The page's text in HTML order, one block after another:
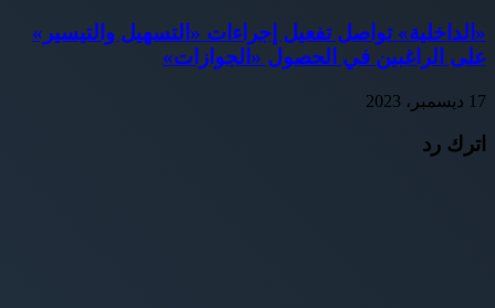
«الداخلية» تواصل تفعيل إجراءات «التسهيل والتيسير»
على الراغبين في الحصول «الجوازات»
17 ديسمبر، 2023
اترك رد